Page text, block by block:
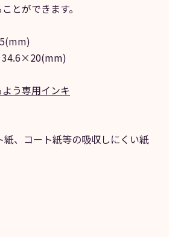
とができます。
よう専用インキ
、コート紙等の吸収しにくい紙